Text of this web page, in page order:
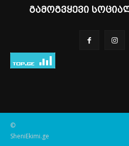
გამოგვყევი
©
SheniEkimi.ge